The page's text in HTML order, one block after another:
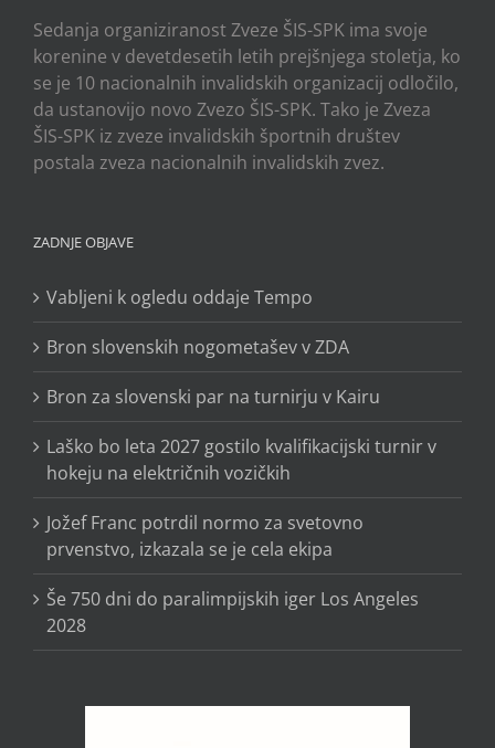
Sedanja organiziranost Zveze ŠIS-SPK ima svoje
korenine v devetdesetih letih prejšnjega stoletja, ko
se je 10 nacionalnih invalidskih organizacij odločilo,
da ustanovijo novo Zvezo ŠIS-SPK. Tako je Zveza
ŠIS-SPK iz zveze invalidskih športnih društev
postala zveza nacionalnih invalidskih zvez.
ZADNJE OBJAVE
Vabljeni k ogledu oddaje Tempo
Bron slovenskih nogometašev v ZDA
Bron za slovenski par na turnirju v Kairu
Laško bo leta 2027 gostilo kvalifikacijski turnir v
hokeju na električnih vozičkih
Jožef Franc potrdil normo za svetovno
prvenstvo, izkazala se je cela ekipa
Še 750 dni do paralimpijskih iger Los Angeles
2028